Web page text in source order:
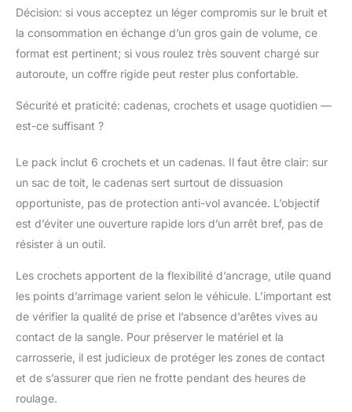
Décision: si vous acceptez un léger compromis sur le bruit et
la consommation en échange d’un gros gain de volume, ce
format est pertinent; si vous roulez très souvent chargé sur
autoroute, un coffre rigide peut rester plus confortable.
Sécurité et praticité: cadenas, crochets et usage quotidien —
est-ce suffisant ?
Le pack inclut 6 crochets et un cadenas. Il faut être clair: sur
un sac de toit, le cadenas sert surtout de dissuasion
opportuniste, pas de protection anti-vol avancée. L’objectif
est d’éviter une ouverture rapide lors d’un arrêt bref, pas de
résister à un outil.
Les crochets apportent de la flexibilité d’ancrage, utile quand
les points d’arrimage varient selon le véhicule. L’important est
de vérifier la qualité de prise et l’absence d’arêtes vives au
contact de la sangle. Pour préserver le matériel et la
carrosserie, il est judicieux de protéger les zones de contact
et de s’assurer que rien ne frotte pendant des heures de
roulage.